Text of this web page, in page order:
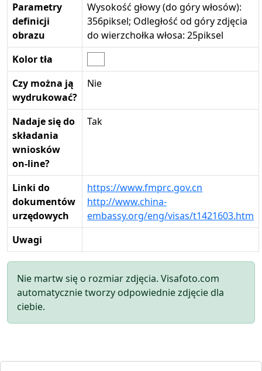
Parametry
definicji
obrazu
Wysokość głowy (do góry włosów):
356piksel; Odległość od góry zdjęcia
do wierzchołka włosa: 25piksel
Kolor tła
Czy można ją
wydrukować?
Nie
Nadaje się do
składania
wniosków
on-line?
Tak
Linki do
dokumentów
urzędowych
https://www.fmprc.gov.cn
http://www.china-
embassy.org/eng/visas/t1421603.htm
Uwagi
Nie martw się o rozmiar zdjęcia. Visafoto.com
automatycznie tworzy odpowiednie zdjęcie dla
ciebie.